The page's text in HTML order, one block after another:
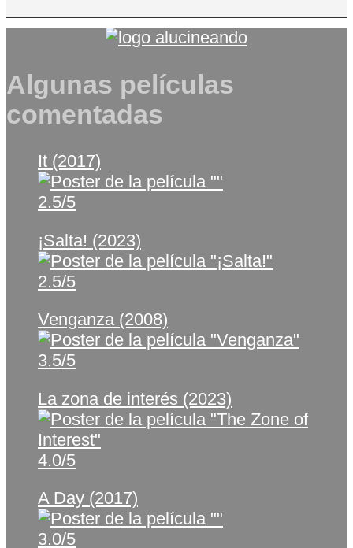
Algunas películas
comentadas
It (2017)
2.5/5
¡Salta! (2023)
2.5/5
Venganza (2008)
3.5/5
La zona de interés (2023)
4.0/5
A Day (2017)
3.0/5